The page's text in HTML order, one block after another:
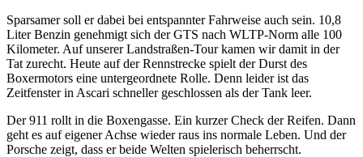
Sparsamer soll er dabei bei entspannter Fahrweise auch sein. 10,8
Liter Benzin genehmigt sich der GTS nach WLTP-Norm alle 100
Kilometer. Auf unserer Landstraßen-Tour kamen wir damit in der
Tat zurecht. Heute auf der Rennstrecke spielt der Durst des
Boxermotors eine untergeordnete Rolle. Denn leider ist das
Zeitfenster in Ascari schneller geschlossen als der Tank leer.
Der 911 rollt in die Boxengasse. Ein kurzer Check der Reifen. Dann
geht es auf eigener Achse wieder raus ins normale Leben. Und der
Porsche zeigt, dass er beide Welten spielerisch beherrscht.